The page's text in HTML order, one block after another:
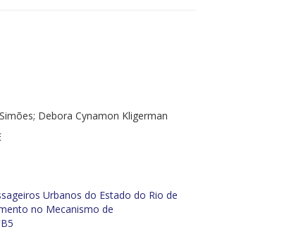
Debora Cynamon Kligerman
Urbanos do Estado do Rio de
no Mecanismo de